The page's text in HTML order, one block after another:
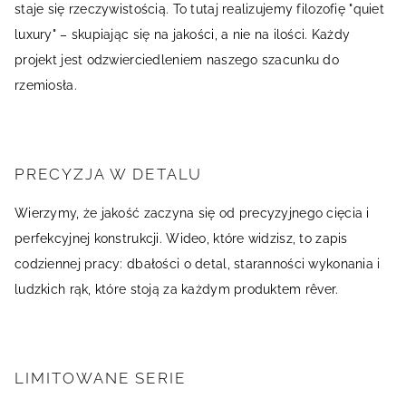
staje się rzeczywistością. To tutaj realizujemy filozofię "quiet
luxury" – skupiając się na jakości, a nie na ilości. Każdy
projekt jest odzwierciedleniem naszego szacunku do
rzemiosła.
PRECYZJA W DETALU
Wierzymy, że jakość zaczyna się od precyzyjnego cięcia i
perfekcyjnej konstrukcji. Wideo, które widzisz, to zapis
codziennej pracy: dbałości o detal, staranności wykonania i
ludzkich rąk, które stoją za każdym produktem rêver.
LIMITOWANE SERIE